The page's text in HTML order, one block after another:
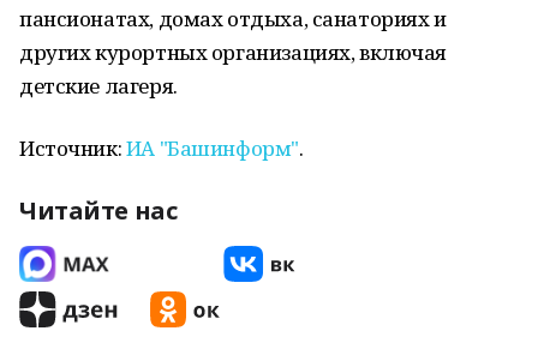
пансионатах, домах отдыха, санаториях и
других курортных организациях, включая
детские лагеря.
Источник:ИА "Башинформ".
Читайте нас